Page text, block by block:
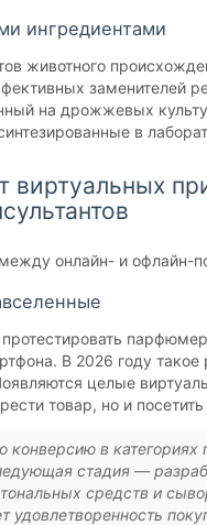
ингредиентами
животного
заменителей
на дрожжевых
в
виртуальных
онлайн- и офлайн-
В 2026 году
целые
товар, но и
конверсию в
стадия —
средств и